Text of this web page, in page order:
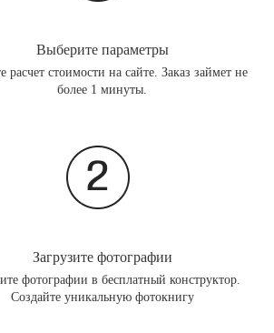
Выберите параметры
расчет стоимости на сайте. Заказ займет не
более 1 минуты.
Загрузите фотографии
фотографии в бесплатный конструктор.
Создайте уникальную фотокнигу